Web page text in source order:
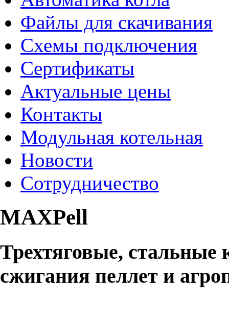
Файлы для скачивания
Схемы подключения
Сертификаты
Актуальные цены
Контакты
Модульная котельная
Новости
Сотрудничество
MAXPell
Трехтяговые, стальные
сжигания пеллет и